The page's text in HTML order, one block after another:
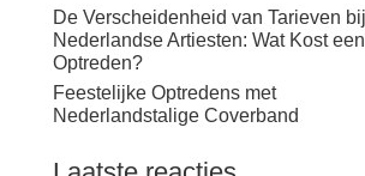
De Verscheidenheid van Tarieven bij
Nederlandse Artiesten: Wat Kost een
Optreden?
Feestelijke Optredens met
Nederlandstalige Coverband